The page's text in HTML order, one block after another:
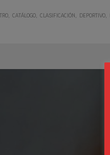
CATÁLOGO CLASIFICACIÓN DEPORTIVO